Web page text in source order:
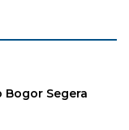
Bogor Segera